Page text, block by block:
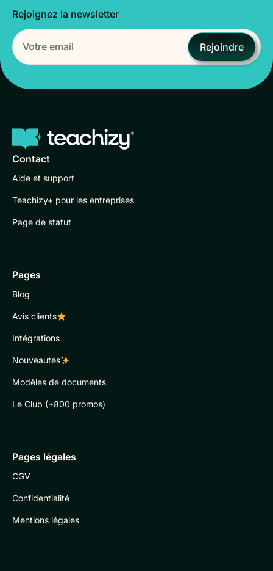
Rejoignez la newsletter
Rejoindre
Contact
Aide et support
Teachizy+ pour les entreprises
Page de statut
Pages
Blog
Avis clients
Intégrations
Nouveautés
Modèles de documents
Le Club (+800 promos)
Pages légales
CGV
Confidentialité
Mentions légales